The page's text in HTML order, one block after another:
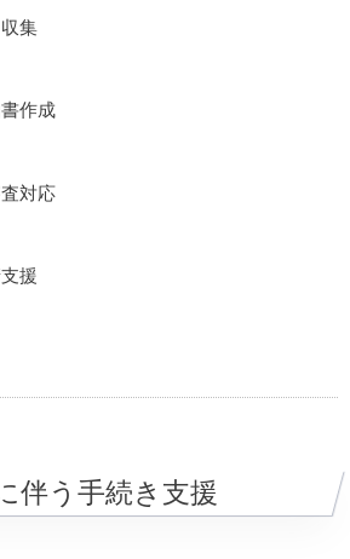
集
作成
対応
援
伴う手続き支援